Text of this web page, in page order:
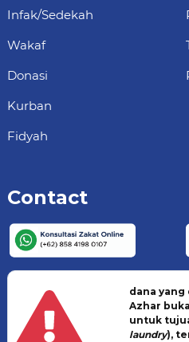
Infak/Sedekah
Wakaf
Donasi
Kurban
Fidyah
Contact
dana yang
Azhar
untuk
laundry),